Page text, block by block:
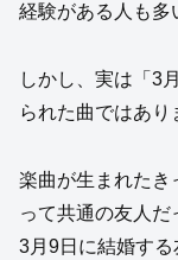
経験がある人も多
しかし、実は「3
られた曲ではあり
楽曲が生まれたき
って共通の友人だ
3月9日に結婚す